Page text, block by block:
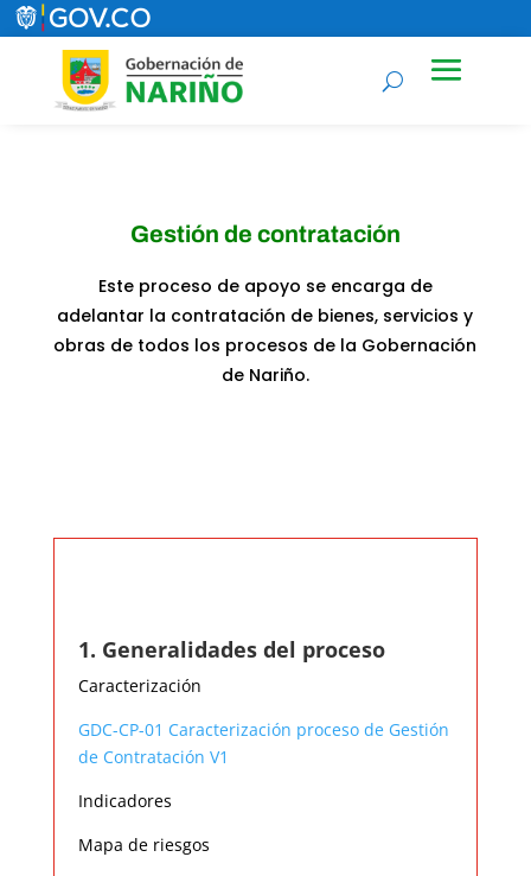
Gestión de contratación
Este proceso de apoyo se encarga de
adelantar la contratación de bienes, servicios y
obras de todos los procesos de la Gobernación
de Nariño.
1. Generalidades del proceso
Caracterización
GDC-CP-01 Caracterización proceso de Gestión
de Contratación V1
Indicadores
Mapa de riesgos